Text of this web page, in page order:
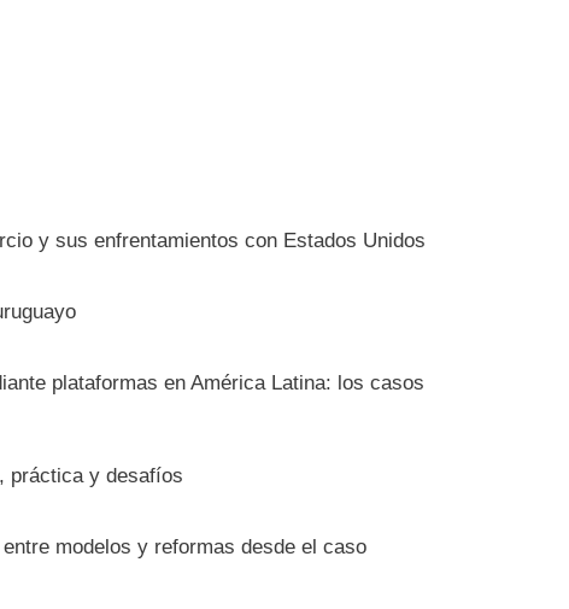
y sus enfrentamientos con Estados Unidos
plataformas en América Latina: los casos
práctica y desafíos
modelos y reformas desde el caso